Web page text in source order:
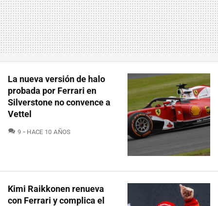
La nueva versión de halo
probada por Ferrari en
Silverstone no convence a
Vettel
9 COMENTARIOS
HACE 10 AÑOS
Kimi Raikkonen renueva
con Ferrari y complica el